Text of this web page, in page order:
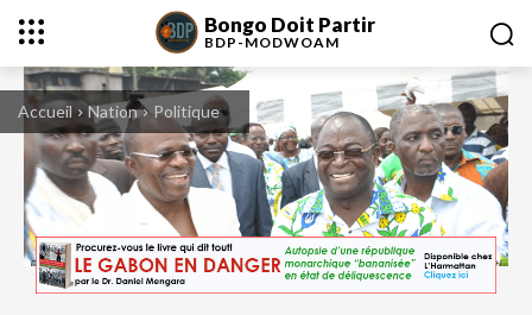
Bongo Doit Partir
BDP-MODWOAM
Accueil Nation Politique
Faustin Boukoubi et Paul Biyoghe Mba lors d'une manifestation du PDG, parti